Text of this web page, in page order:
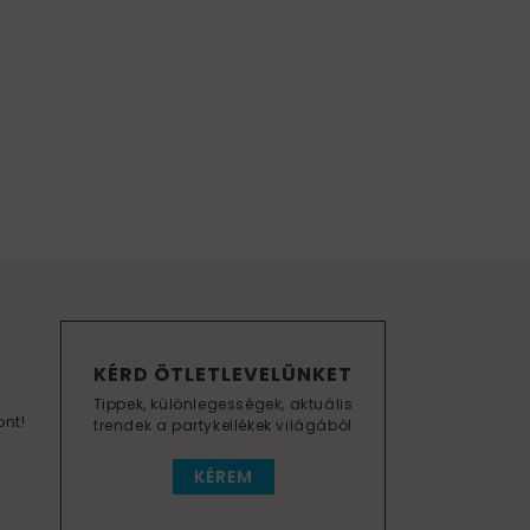
KÉRD ÖTLETLEVELÜNKET
Tippek, különlegességek, aktuális
trendek a partykellékek világából
KÉREM